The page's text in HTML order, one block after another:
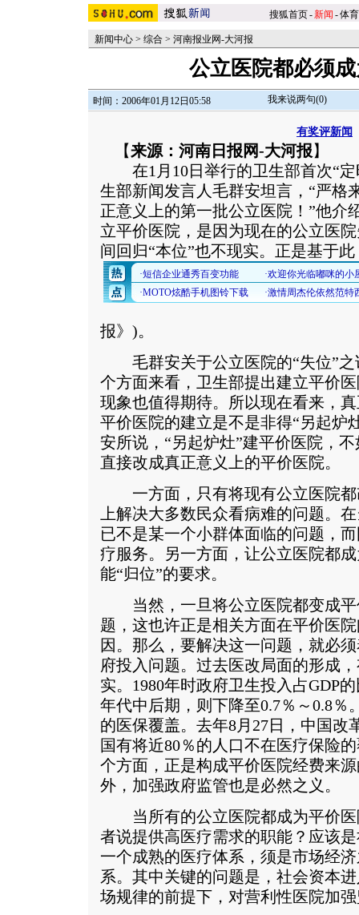
搜狐首页-新闻 -体育
新闻中心 > 综合 > 河南报业网-大河报
公立医院都必须
时间：2006年01月12日05:58 我来说两句(0)
有奖评新闻
【来源：河南日报网-大河报 】
在1月10日举行的卫生部首次“定
生部新闻发言人毛群安坦言，“严格
正意义上的第一批公立医院！”他介
立平价医院，是因为现在的公立医
间回归“本位”也不现实。
正是基于
报》)。
毛群安关于公立医院的“失位”之
个方面来看，卫生部提出建立平价
现象也值得期待。所以现在看来，
平价医院的建立是不是非得“另起炉
安所说，“另起炉灶”建平价医院，
直接改成真正意义上的平价医院。
一方面，只有将现有公立医院都
上解决大多数民众看病难的问题。
已不是某一个小群体面临的问题，
疗服务。另一方面，让公立医院都
能“归位”的要求。
当然，一旦将公立医院都变成平
题，这也许正是相关方面在平价医
因。那么，要解决这一问题，就必
府投入问题。过去医改局面的形成
实。1980年时政府卫生投入占GDP
年代中后期，则下降至0.7％～0.8％
的医保覆盖。去年8月27日，中国改
国有将近80％的人口不在医疗保险
个方面，正是构成平价医院经费来
外，加强政府监管也是必然之义。
当所有的公立医院都成为平价医
者说提供高医疗需求的职能？应该
一个成熟的医疗体系，须是市场经
系。其中关键的问题是，社会资本
场规律的前提下，对营利性医院加